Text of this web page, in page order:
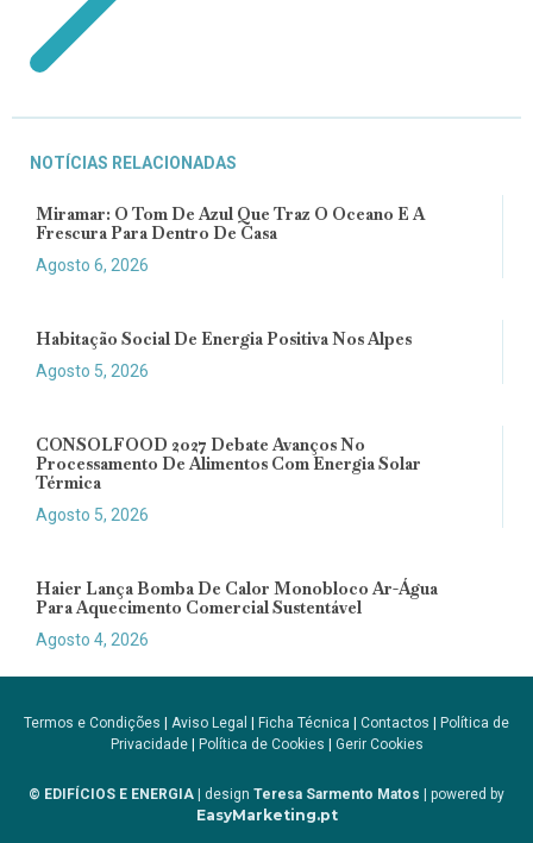
NOTÍCIAS RELACIONADAS
Miramar: O Tom De Azul Que Traz O Oceano E A
Frescura Para Dentro De Casa
Agosto 6, 2026
Habitação Social De Energia Positiva Nos Alpes
Agosto 5, 2026
CONSOLFOOD 2027 Debate Avanços No
Processamento De Alimentos Com Energia Solar
Térmica
Agosto 5, 2026
Haier Lança Bomba De Calor Monobloco Ar-Água
Para Aquecimento Comercial Sustentável
Agosto 4, 2026
Termos e Condições Aviso Legal Ficha Técnica Contactos
Política de
Privacidade| Política de Cookies Gerir Cookies
© EDIFÍCIOS E ENERGIA | design Teresa Sarmento Matos | powered by
EasyMarketing.pt